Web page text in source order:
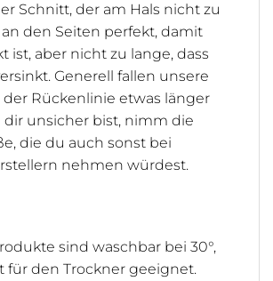
Schnitt, der am Hals nicht zu
den Seiten perfekt, damit
ist, aber nicht zu lange, dass
Generell fallen unsere
der Rückenlinie etwas länger
dir unsicher bist, nimm die
die du auch sonst bei
nehmen würdest.
sind waschbar bei 30°,
für den Trockner geeignet.